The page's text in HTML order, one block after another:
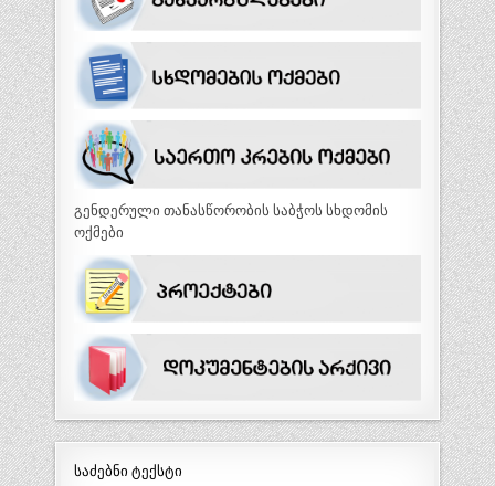
გენდერული თანასწორობის საბჭოს სხდომის
ოქმები
საძებნი ტექსტი